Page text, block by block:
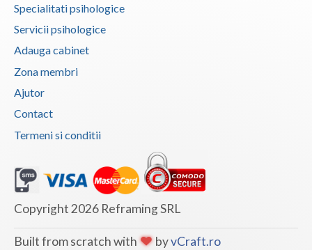
Specialitati psihologice
Servicii psihologice
Adauga cabinet
Zona membri
Ajutor
Contact
Termeni si conditii
Copyright 2026 Reframing SRL
Built from scratch with byvCraft.ro